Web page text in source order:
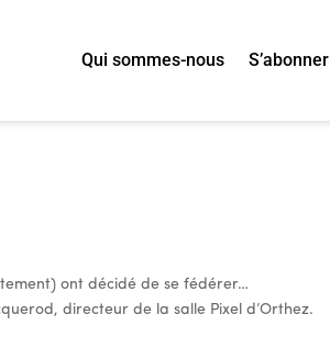
Qui sommes-nous S’abonner
ont décidé de se fédérer…
directeur de la salle Pixel d’Orthez.